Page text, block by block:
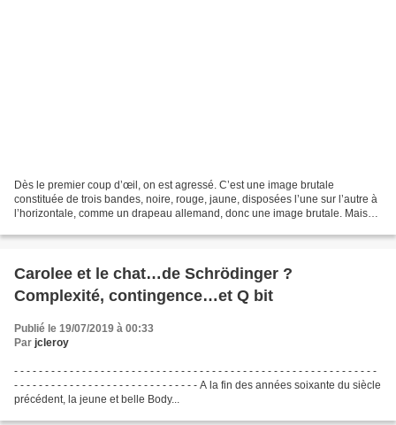
Dès le premier coup d’œil, on est agressé. C’est une image brutale
constituée de trois bandes, noire, rouge, jaune, disposées l’une sur l’autre à
l’horizontale, comme un drapeau allemand, donc une image brutale. Mais
Carolee et le chat…de Schrödinger ?
Complexité, contingence…et Q bit
Publié le 19/07/2019 à 00:33
Par jcleroy
- - - - - - - - - - - - - - - - - - - - - - - - - - - - - - - - - - - - - - - - - - - - - - - - - - - - - - - - - - -
- - - - - - - - - - - - - - - - - - - - - - - - - - - - - - A la fin des années soixante du siècle
précédent, la jeune et belle Body...